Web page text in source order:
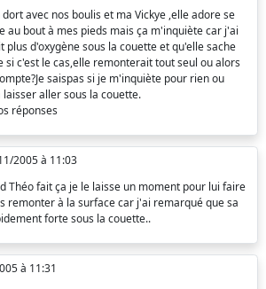
avec nos boulis et ma Vickye ,elle adore se
au bout à mes pieds mais ça m'inquiète car j'ai
plus d'oxygène sous la couette et qu'elle sache
si c'est le cas,elle remonterait tout seul ou alors
saispas si je m'inquiète pour rien ou
aller sous la couette.
réponses
2005 à 11:03
Théo fait ça je le laisse un moment pour lui faire
remonter à la surface car j'ai remarqué que sa
forte sous la couette..
à 11:31